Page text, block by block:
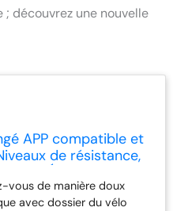
découvrez une nouvelle
APP compatible et
de résistance,
vous de manière doux
avec dossier du vélo